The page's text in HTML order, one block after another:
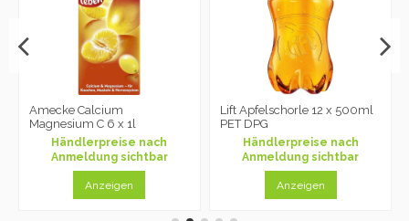
Amecke Calcium
Magnesium C 6 x 1l
Händlerpreise nach
Anmeldung sichtbar
Anzeigen
Lift Apfelschorle 12 x 500ml
PET DPG
Händlerpreise nach
Anmeldung sichtbar
Anzeigen